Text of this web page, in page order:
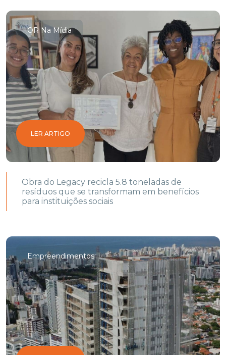
OR Na Mídia
LER ARTIGO
Obra do Legacy recicla 5.8 toneladas de
resíduos que se transformam em benefícios
para instituições sociais
Empreendimentos